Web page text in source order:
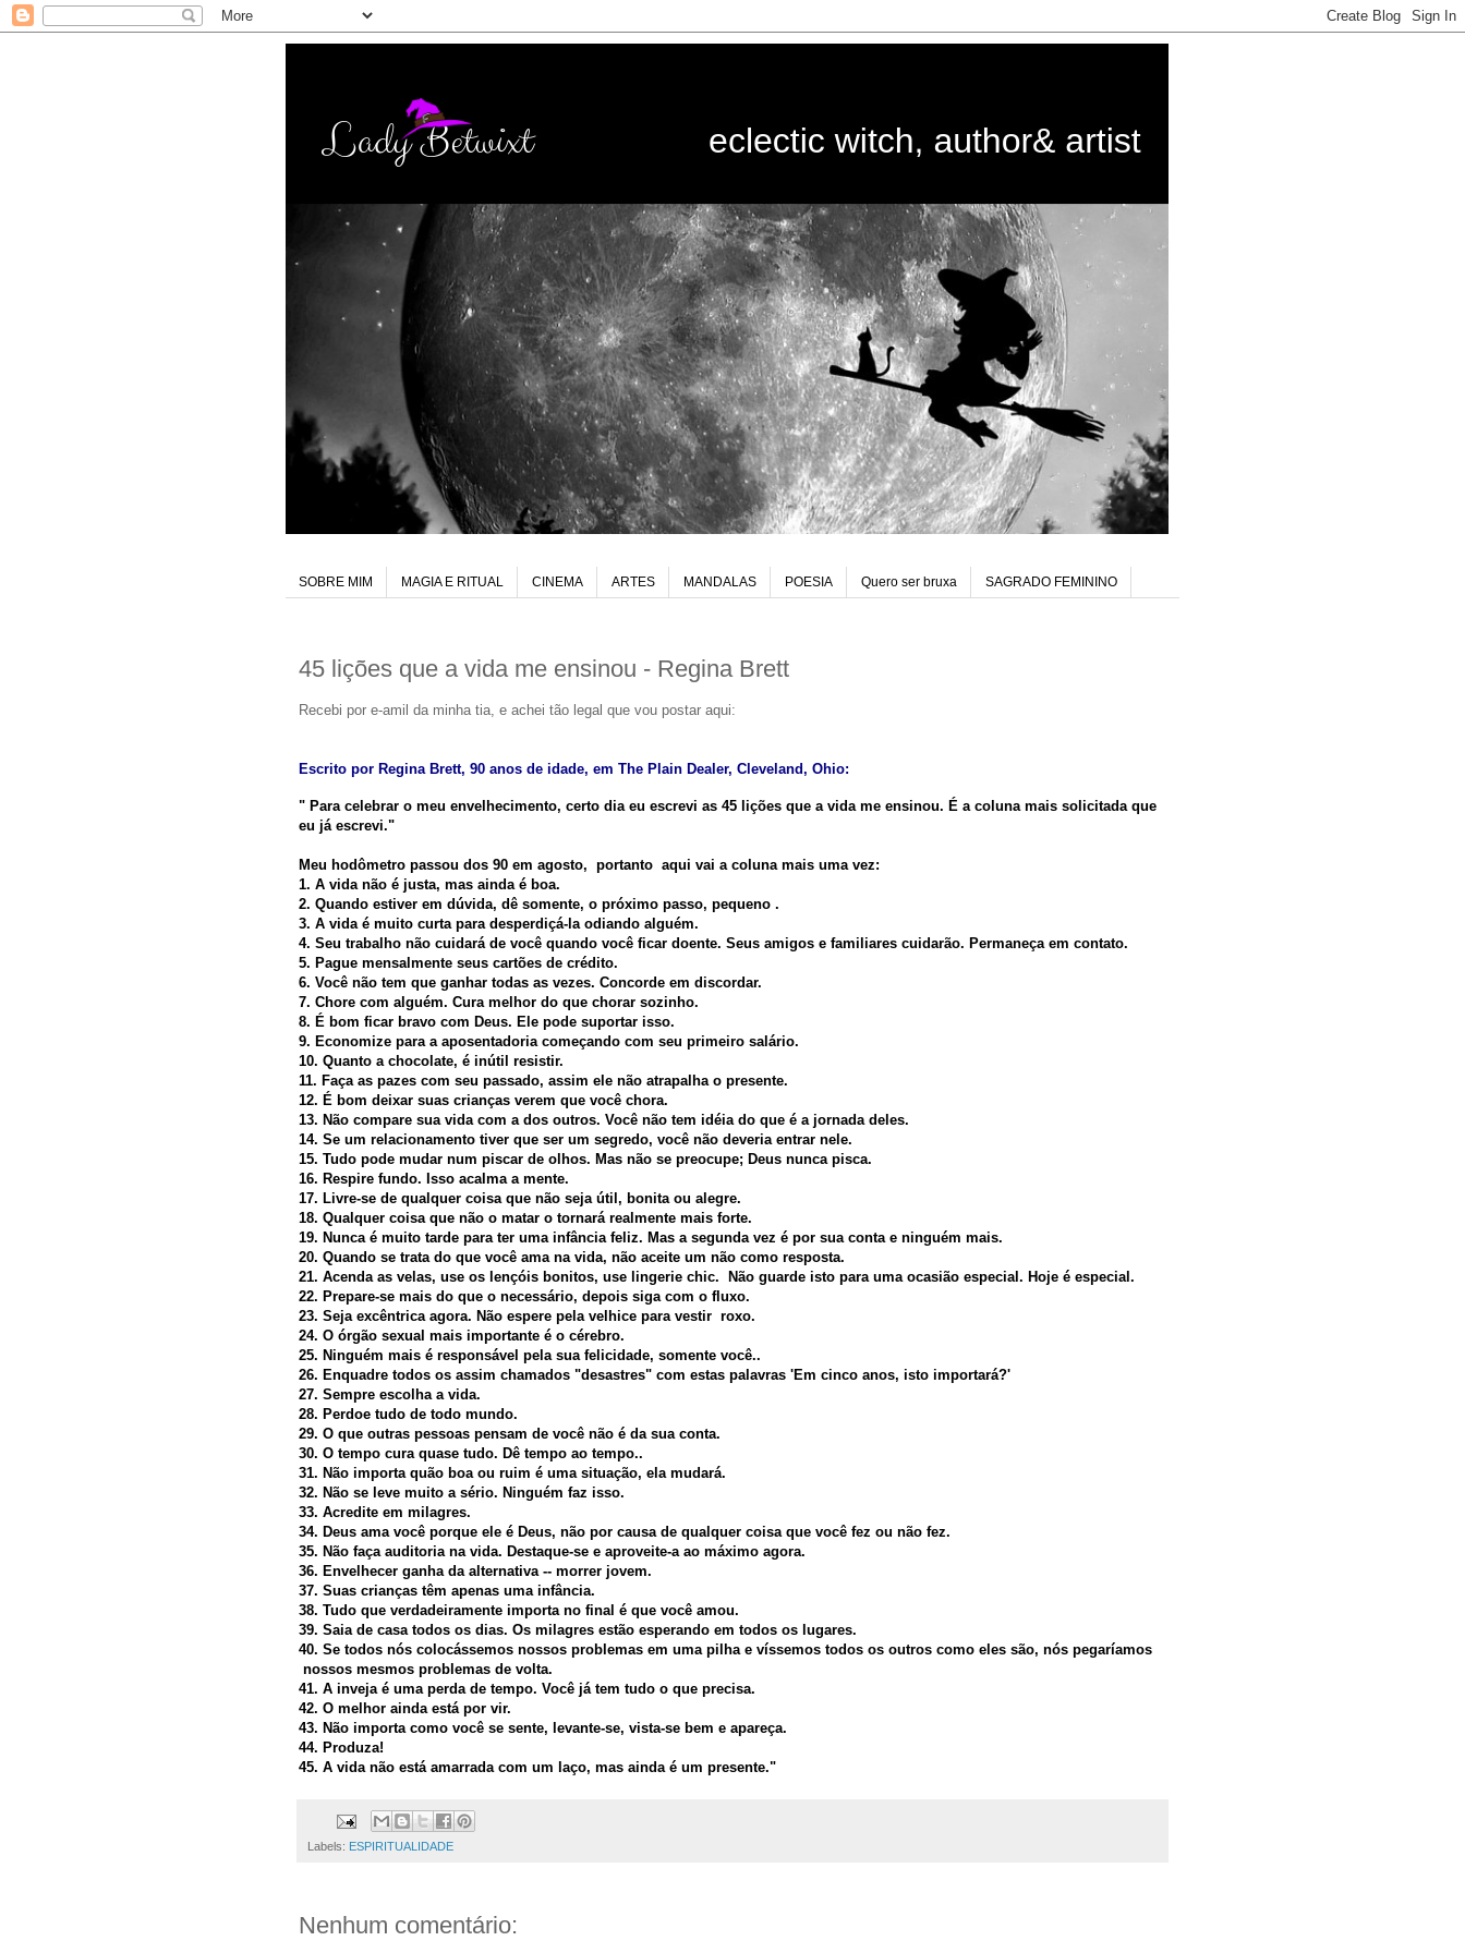
SOBRE MIM MAGIA E RITUAL CINEMA ARTES MANDALAS POESIA Quero ser bruxa SAGRADO FEMININO
45 lições que a vida me ensinou - Regina Brett
Recebi por e-amil da minha tia, e achei tão legal que vou postar aqui:
Escrito por Regina Brett, 90 anos de idade, em The Plain Dealer, Cleveland, Ohio:
" Para celebrar o meu envelhecimento, certo dia eu escrevi as 45 lições que a vida me ensinou. É a coluna mais solicitada que
eu já escrevi."
Meu hodômetro passou dos 90 em agosto, portanto aqui vai a coluna mais uma vez:
1. A vida não é justa, mas ainda é boa.
2. Quando estiver em dúvida, dê somente, o próximo passo, pequeno .
3. A vida é muito curta para desperdiçá-la odiando alguém.
4. Seu trabalho não cuidará de você quando você ficar doente. Seus amigos e familiares cuidarão. Permaneça em contato.
5. Pague mensalmente seus cartões de crédito.
6. Você não tem que ganhar todas as vezes. Concorde em discordar.
7. Chore com alguém. Cura melhor do que chorar sozinho.
8. É bom ficar bravo com Deus. Ele pode suportar isso.
9. Economize para a aposentadoria começando com seu primeiro salário.
10. Quanto a chocolate, é inútil resistir.
11. Faça as pazes com seu passado, assim ele não atrapalha o presente.
12. É bom deixar suas crianças verem que você chora.
13. Não compare sua vida com a dos outros. Você não tem idéia do que é a jornada deles.
14. Se um relacionamento tiver que ser um segredo, você não deveria entrar nele.
15. Tudo pode mudar num piscar de olhos. Mas não se preocupe; Deus nunca pisca.
16. Respire fundo. Isso acalma a mente.
17. Livre-se de qualquer coisa que não seja útil, bonita ou alegre.
18. Qualquer coisa que não o matar o tornará realmente mais forte.
19. Nunca é muito tarde para ter uma infância feliz. Mas a segunda vez é por sua conta e ninguém mais.
20. Quando se trata do que você ama na vida, não aceite um não como resposta.
21. Acenda as velas, use os lençóis bonitos, use lingerie chic. Não guarde isto para uma ocasião especial. Hoje é especial.
22. Prepare-se mais do que o necessário, depois siga com o fluxo.
23. Seja excêntrica agora. Não espere pela velhice para vestir roxo.
24. O órgão sexual mais importante é o cérebro.
25. Ninguém mais é responsável pela sua felicidade, somente você..
26. Enquadre todos os assim chamados "desastres" com estas palavras 'Em cinco anos, isto importará?'
27. Sempre escolha a vida.
28. Perdoe tudo de todo mundo.
29. O que outras pessoas pensam de você não é da sua conta.
30. O tempo cura quase tudo. Dê tempo ao tempo..
31. Não importa quão boa ou ruim é uma situação, ela mudará.
32. Não se leve muito a sério. Ninguém faz isso.
33. Acredite em milagres.
34. Deus ama você porque ele é Deus, não por causa de qualquer coisa que você fez ou não fez.
35. Não faça auditoria na vida. Destaque-se e aproveite-a ao máximo agora.
36. Envelhecer ganha da alternativa -- morrer jovem.
37. Suas crianças têm apenas uma infância.
38. Tudo que verdadeiramente importa no final é que você amou.
39. Saia de casa todos os dias. Os milagres estão esperando em todos os lugares.
40. Se todos nós colocássemos nossos problemas em uma pilha e víssemos todos os outros como eles são, nós pegaríamos
nossos mesmos problemas de volta.
41. A inveja é uma perda de tempo. Você já tem tudo o que precisa.
42. O melhor ainda está por vir.
43. Não importa como você se sente, levante-se, vista-se bem e apareça.
44. Produza!
45. A vida não está amarrada com um laço, mas ainda é um presente."
Labels: ESPIRITUALIDADE
Nenhum comentário: